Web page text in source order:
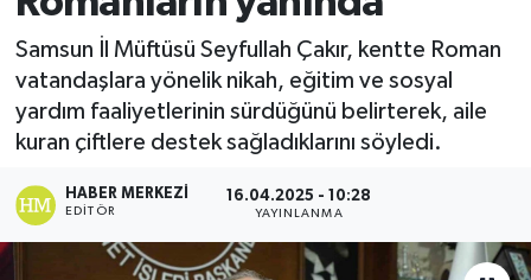
Samsun İl Müftüsü Seyfullah Çakır, kentte Roman
vatandaşlara yönelik nikah, eğitim ve sosyal
yardım faaliyetlerinin sürdüğünü belirterek, aile
kuran çiftlere destek sağladıklarını söyledi.
HABER MERKEZI
EDITÖR
16.04.2025 - 10:28
YAYINLANMA
Ekonomi
Sağlık